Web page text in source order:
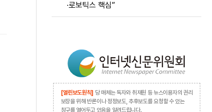
·로보틱스 핵심”
[열린보도원칙] 당 매체는 독자와 취재원 등 뉴스이용자의 권리
보장을 위해 반론이나 정정보도, 추후보도를 요청할 수 있는
창구를 열어두고 있음을 알려드립니다.